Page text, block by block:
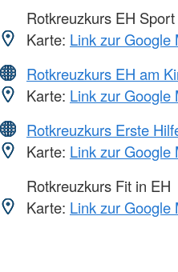
Rotkreuzkurs EH Sport
Karte: Link zur Google
Rotkreuzkurs EH am
Karte: Link zur Google
Rotkreuzkurs Erste
Karte: Link zur Google
Rotkreuzkurs Fit in EH
Karte: Link zur Google